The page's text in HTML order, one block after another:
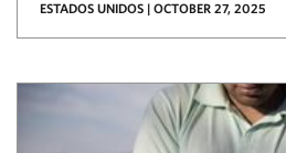
ESTADOS UNIDOS | OCTOBER 27, 2025